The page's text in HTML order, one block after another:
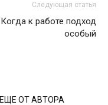
Следующая статья
Когда к работе подход
особый
ЕЩЕ ОТ АВТОРА